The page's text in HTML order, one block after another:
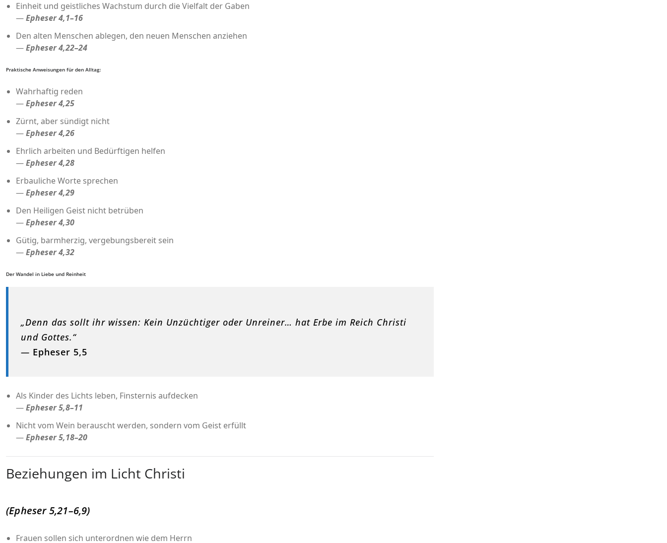
Einheit und geistliches Wachstum durch die Vielfalt der Gaben
—Epheser 4,1–16
Den alten Menschen ablegen, den neuen Menschen anziehen
—Epheser 4,22–24
Praktische Anweisungen für den Alltag:
Wahrhaftig reden
—Epheser 4,25
Zürnt, aber sündigt nicht
—Epheser 4,26
Ehrlich arbeiten und Bedürftigen helfen
—Epheser 4,28
Erbauliche Worte sprechen
—Epheser 4,29
Den Heiligen Geist nicht betrüben
—Epheser 4,30
Gütig, barmherzig, vergebungsbereit sein
—Epheser 4,32
Der Wandel in Liebe und Reinheit
„Denn das sollt ihr wissen: Kein Unzüchtiger oder Unreiner… hat Erbe im Reich Christi
und Gottes.“
— Epheser 5,5
Als Kinder des Lichts leben, Finsternis aufdecken
—Epheser 5,8–11
Nicht vom Wein berauscht werden, sondern vom Geist erfüllt
—Epheser 5,18–20
Beziehungen im Licht Christi
(Epheser 5,21–6,9)
Frauen sollen sich unterordnen wie dem Herrn